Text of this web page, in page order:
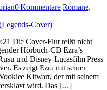
0 Kommentare Romane,
Die Cover-Flut reißt nicht
Hörbuch-CD Ezra’s
und Disney-Lucasfilm Press
Es zeigt Ezra mit seiner
Kitwarr, der mit seinem
wird. Das […]